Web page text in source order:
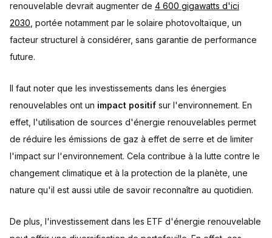
renouvelable devrait augmenter de 4 600 gigawatts d'ici
2030 , portée notamment par le solaire photovoltaïque, un
facteur structurel à considérer, sans garantie de performance
future.
Il faut noter que les investissements dans les énergies
renouvelables ont un impact positif sur l'environnement. En
effet, l'utilisation de sources d'énergie renouvelables permet
de réduire les émissions de gaz à effet de serre et de limiter
l'impact sur l'environnement. Cela contribue à la lutte contre le
changement climatique et à la protection de la planète, une
nature qu'il est aussi utile de savoir reconnaître au quotidien.
De plus, l'investissement dans les ETF d'énergie renouvelable